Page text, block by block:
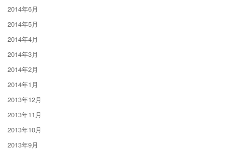
2014年6月
2014年5月
2014年4月
2014年3月
2014年2月
2014年1月
2013年12月
2013年11月
2013年10月
2013年9月